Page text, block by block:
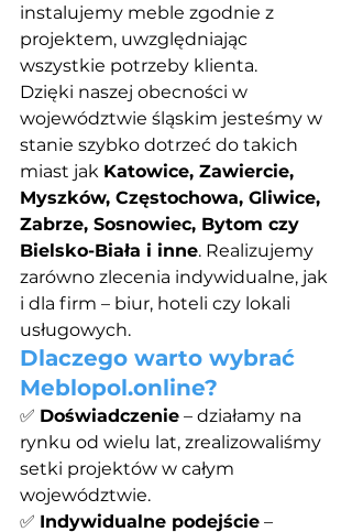
instalujemy meble zgodnie z
projektem, uwzględniając
wszystkie potrzeby klienta.
Dzięki naszej obecności w
województwie śląskim jesteśmy w
stanie szybko dotrzeć do takich
miast jak Katowice, Zawiercie,
Myszków, Częstochowa, Gliwice,
Zabrze, Sosnowiec, Bytom czy
Bielsko-Biała i inne. Realizujemy
zarówno zlecenia indywidualne, jak
i dla firm – biur, hoteli czy lokali
usługowych.
Dlaczego warto wybrać
Meblopol.online?
✅ Doświadczenie – działamy na
rynku od wielu lat, zrealizowaliśmy
setki projektów w całym
województwie.
✅ Indywidualne podejście –